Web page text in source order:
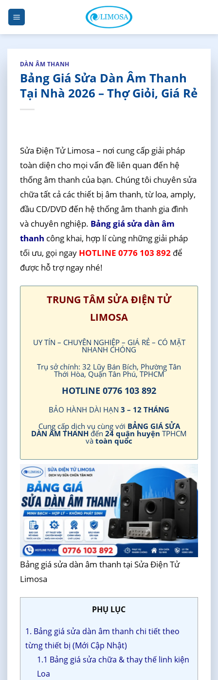
Skip
content
DÀN ÂM THANH
Bảng Giá Sửa Dàn Âm Thanh
Tại Nhà 2026 – Thợ Giỏi, Giá Rẻ
Sửa Điện Tử Limosa – nơi cung cấp giải pháp
toàn diện cho mọi vấn đề liên quan đến hệ
thống âm thanh của bạn. Chúng tôi chuyên sửa
chữa tất cả các thiết bị âm thanh, từ loa, amply,
đầu CD/DVD đến hệ thống âm thanh gia đình
và chuyên nghiệp. Bảng giá sửa dàn âm
thanh công khai, hợp lí cùng những giải pháp
tối ưu, gọi ngay HOTLINE 0776 103 892để
được hỗ trợ ngay nhé!
TRUNG TÂM SỬA ĐIỆN TỬ
LIMOSA
UY TÍN – CHUYÊN NGHIỆP – GIÁ RẺ – CÓ MẶT
NHANH CHÓNG
Trụ sở chính: 32 Lũy Bán Bích, Phường Tân
Thới Hòa, Quận Tân Phú, TPHCM
HOTLINE 0776 103 892
BẢO HÀNH DÀI HẠN 3 – 12 THÁNG
Cung cấp dịch vụ cùng với BẢNG GIÁ SỬA
DÀN ÂM THANH đến 24 quận huyện TPHCM
và toàn quốc
Bảng giá sửa dàn âm thanh tại Sửa Điện Tử
Limosa
PHỤ LỤC
1. Bảng giá sửa dàn âm thanh chi tiết theo
từng thiết bị (Mới Cập Nhật)
1.1 Bảng giá sửa chữa & thay thế linh kiện
Loa